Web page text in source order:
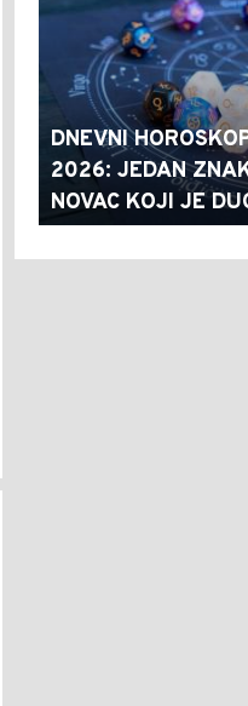
DNEVNI
2026: JEDAN
NOVAC KOJI JE